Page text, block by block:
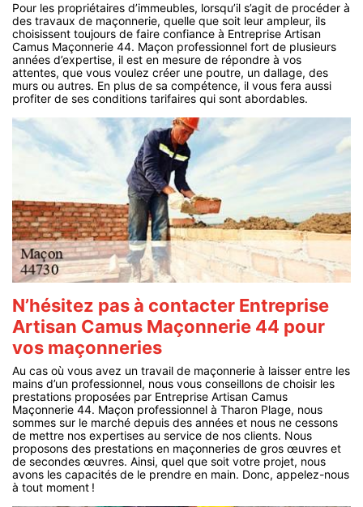
Pour les propriétaires d’immeubles, lorsqu’il s’agit de procéder à
des travaux de maçonnerie, quelle que soit leur ampleur, ils
choisissent toujours de faire confiance à Entreprise Artisan
Camus Maçonnerie 44. Maçon professionnel fort de plusieurs
années d’expertise, il est en mesure de répondre à vos
attentes, que vous voulez créer une poutre, un dallage, des
murs ou autres. En plus de sa compétence, il vous fera aussi
profiter de ses conditions tarifaires qui sont abordables.
N’hésitez pas à contacter Entreprise
Artisan Camus Maçonnerie 44 pour
vos maçonneries
Au cas où vous avez un travail de maçonnerie à laisser entre les
mains d’un professionnel, nous vous conseillons de choisir les
prestations proposées par Entreprise Artisan Camus
Maçonnerie 44. Maçon professionnel à Tharon Plage, nous
sommes sur le marché depuis des années et nous ne cessons
de mettre nos expertises au service de nos clients. Nous
proposons des prestations en maçonneries de gros œuvres et
de secondes œuvres. Ainsi, quel que soit votre projet, nous
avons les capacités de le prendre en main. Donc, appelez-nous
à tout moment !